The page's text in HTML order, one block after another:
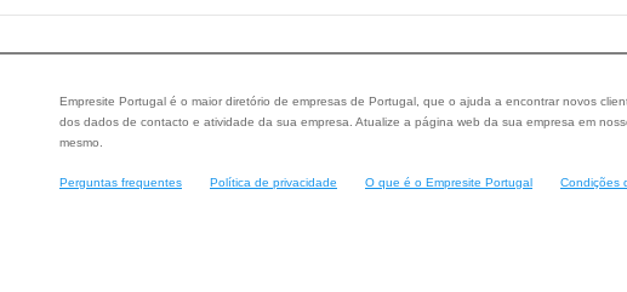
Empresite Portugal é o maior diretório de empresas de Portugal, que o ajuda a encontrar novos
dos dados de contacto e atividade da sua empresa. Atualize a página web da sua empresa em
mesmo.
Perguntas frequentes Política de privacidade O que é o Empresite Portugal Condições